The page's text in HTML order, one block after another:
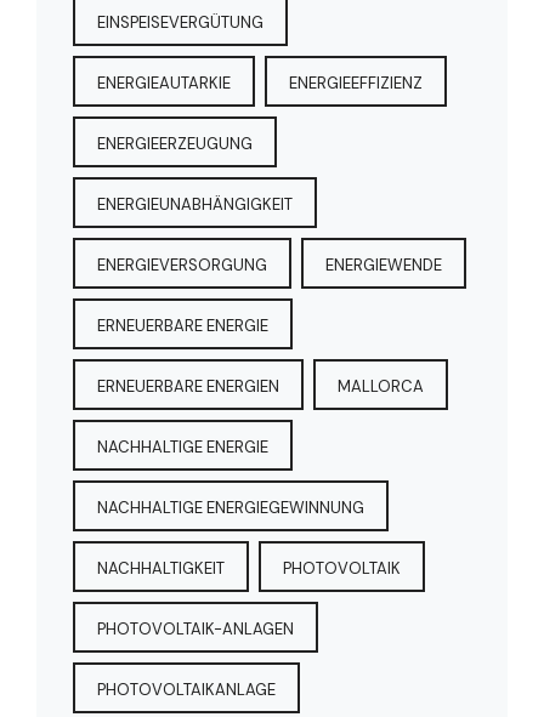
EINSPEISEVERGÜTUNG
ENERGIEAUTARKIE ENERGIEEFFIZIENZ
ENERGIEERZEUGUNG
ENERGIEUNABHÄNGIGKEIT
ENERGIEVERSORGUNG ENERGIEWENDE
ERNEUERBARE ENERGIE
ERNEUERBARE ENERGIEN MALLORCA
NACHHALTIGE ENERGIE
NACHHALTIGE ENERGIEGEWINNUNG
NACHHALTIGKEIT PHOTOVOLTAIK
PHOTOVOLTAIK-ANLAGEN
PHOTOVOLTAIKANLAGE